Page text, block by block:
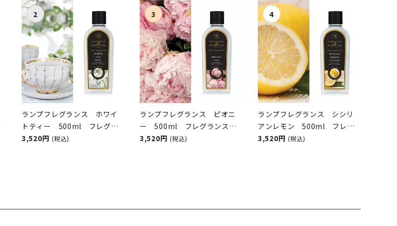
ランプフレグランス ホワイ
トティー 500ml フレグラ
ンスランプ用オイル
3,520円 (税込)
ランプフレグランス ピオニ
ー 500ml フレグランスラ
ンプ用オイル
3,520円 (税込)
ランプフレグランス シシリ
アンレモン 500ml フレグ
ランスランプ用オイル
3,520円 (税込)